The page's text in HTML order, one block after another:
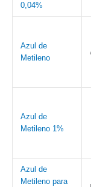
0,04%
Azul de
Metileno
Azul de
Metileno 1%
Azul de
Metileno para